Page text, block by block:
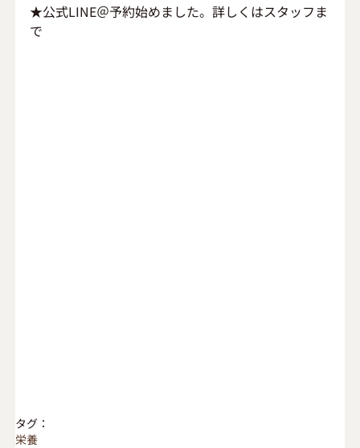
★公式LINE＠予約始めました。詳しくはスタッフま
で
タグ：
栄養